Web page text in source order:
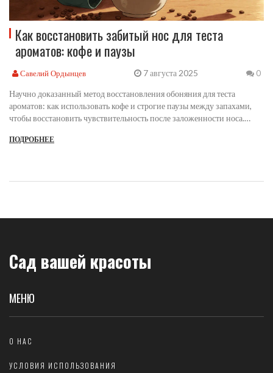
Как восстановить забитый нос для теста
ароматов: кофе и паузы
Савелий Ордынцев 7 августа 2025 0
Научно доказанный метод восстановления обоняния для теста
ароматов: как использовать кофе и строгие паузы между запахами,
чтобы восстановить чувствительность после заложенности носа.
ПОДРОБНЕЕ
Сад вашей красоты
МЕНЮ
О НАС
УСЛОВИЯ ИСПОЛЬЗОВАНИЯ